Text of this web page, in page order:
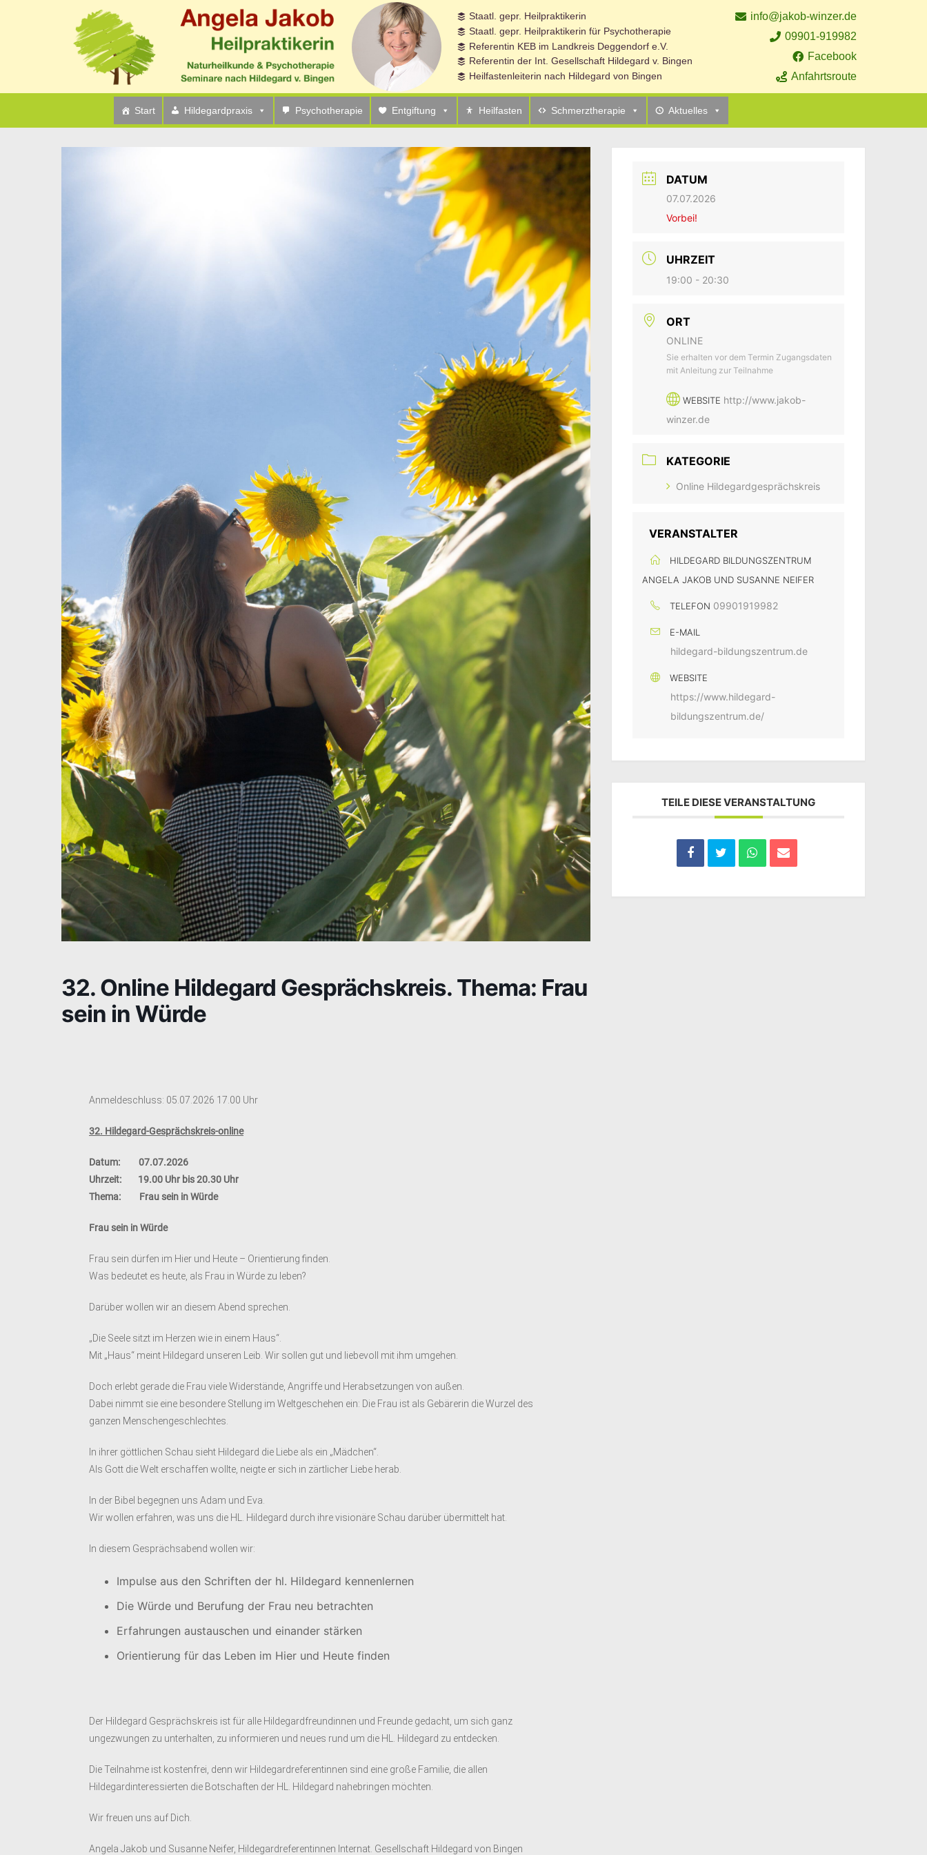
Staatl. gepr. Heilpraktikerin
Staatl. gepr. Heilpraktikerin für Psychotherapie
Referentin KEB im Landkreis Deggendorf e.V.
Referentin der Int. Gesellschaft Hildegard v. Bingen
Heilfastenleiterin nach Hildegard von Bingen
info@jakob-winzer.de
09901-919982
Facebook
Anfahrtsroute
Start Hildegardpraxis Psychotherapie Entgiftung Heilfasten Schmerztherapie Aktuelles
Home Online Hildegardgesprächskreis 32. Online Hildegard Gesprächskreis. Thema: Frau sein in Würde
32. Online Hildegard Gesprächskreis. Thema: Frau
sein in Würde
Anmeldeschluss: 05.07.2026 17.00 Uhr
32. Hildegard-Gesprächskreis-online
Datum: 07.07.2026
Uhrzeit: 19.00 Uhr bis 20.30 Uhr
Thema: Frau sein in Würde
Frau sein in Würde
Frau sein dürfen im Hier und Heute – Orientierung finden.
Was bedeutet es heute, als Frau in Würde zu leben?
Darüber wollen wir an diesem Abend sprechen.
„Die Seele sitzt im Herzen wie in einem Haus“.
Mit „Haus“ meint Hildegard unseren Leib. Wir sollen gut und liebevoll mit ihm umgehen.
Doch erlebt gerade die Frau viele Widerstände, Angriffe und Herabsetzungen von außen.
Dabei nimmt sie eine besondere Stellung im Weltgeschehen ein: Die Frau ist als Gebärerin die Wurzel des
ganzen Menschengeschlechtes.
In ihrer göttlichen Schau sieht Hildegard die Liebe als ein „Mädchen“.
Als Gott die Welt erschaffen wollte, neigte er sich in zärtlicher Liebe herab.
In der Bibel begegnen uns Adam und Eva.
Wir wollen erfahren, was uns die HL. Hildegard durch ihre visionäre Schau darüber übermittelt hat.
In diesem Gesprächsabend wollen wir:
Impulse aus den Schriften der hl. Hildegard kennenlernen
Die Würde und Berufung der Frau neu betrachten
Erfahrungen austauschen und einander stärken
Orientierung für das Leben im Hier und Heute finden
Der Hildegard Gesprächskreis ist für alle Hildegardfreundinnen und Freunde gedacht, um sich ganz
ungezwungen zu unterhalten, zu informieren und neues rund um die HL. Hildegard zu entdecken.
Die Teilnahme ist kostenfrei, denn wir Hildegardreferentinnen sind eine große Familie, die allen
Hildegardinteressierten die Botschaften der HL. Hildegard nahebringen möchten.
Wir freuen uns auf Dich.
Angela Jakob und Susanne Neifer, Hildegardreferentinnen Internat. Gesellschaft Hildegard von Bingen
DATUM
07.07.2026
Vorbei!
UHRZEIT
19:00 - 20:30
ORT
ONLINE
Sie erhalten vor dem Termin Zugangsdaten
mit Anleitung zur Teilnahme
WEBSITE http://www.jakob-
winzer.de
KATEGORIE
Online Hildegardgesprächskreis
VERANSTALTER
HILDEGARD BILDUNGSZENTRUM
ANGELA JAKOB UND SUSANNE NEIFER
TELEFON 09901919982
E-MAIL
hildegard-bildungszentrum.de
WEBSITE
https://www.hildegard-
bildungszentrum.de/
TEILE DIESE VERANSTALTUNG